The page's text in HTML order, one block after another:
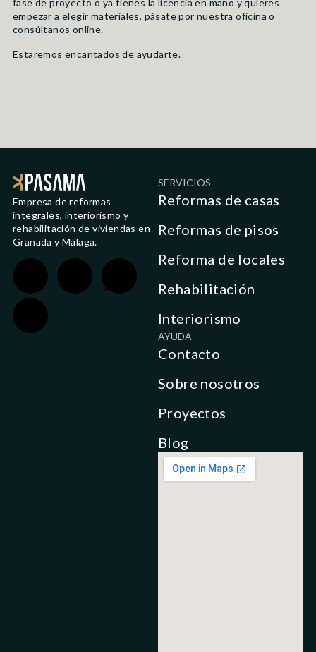
fase de proyecto o ya tienes la licencia en mano y quieres
empezar a elegir materiales, pásate por nuestra oficina o
consúltanos online.
Estaremos encantados de ayudarte.
Empresa de reformas
integrales, interiorismo y
rehabilitación de viviendas en
Granada y Málaga.
SERVICIOS
Reformas de casas
Reformas de pisos
Reforma de locales
Rehabilitación
Interiorismo
AYUDA
Contacto
Sobre nosotros
Proyectos
Blog